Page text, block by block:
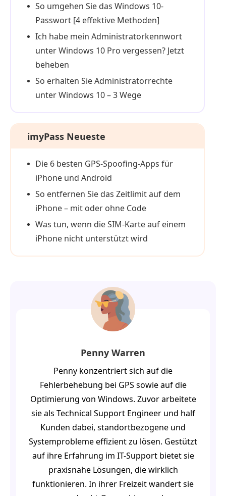
So umgehen Sie das Windows 10-
Passwort [4 effektive Methoden]
Ich habe mein Administratorkennwort
unter Windows 10 Pro vergessen? Jetzt
beheben
So erhalten Sie Administratorrechte
unter Windows 10 – 3 Wege
imyPass Neueste
Die 6 besten GPS-Spoofing-Apps für
iPhone und Android
So entfernen Sie das Zeitlimit auf dem
iPhone – mit oder ohne Code
Was tun, wenn die SIM‑Karte auf einem
iPhone nicht unterstützt wird
Penny Warren
Penny konzentriert sich auf die
Fehlerbehebung bei GPS sowie auf die
Optimierung von Windows. Zuvor arbeitete
sie als Technical Support Engineer und half
Kunden dabei, standortbezogene und
Systemprobleme effizient zu lösen. Gestützt
auf ihre Erfahrung im IT-Support bietet sie
praxisnahe Lösungen, die wirklich
funktionieren. In ihrer Freizeit wandert sie